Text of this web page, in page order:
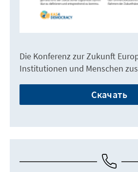
Die Konferenz zur Zukunft
Institutionen und Menschen
Скачать